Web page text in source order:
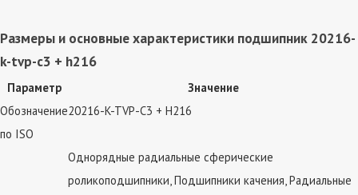
Размеры и основные характеристики подшипник 20216-
k-tvp-c3 + h216
Параметр
Значение
Обозначение
по ISO
20216-K-TVP-C3 + H216
Однорядные радиальные сферические
роликоподшипники, Подшипники качения, Радиальные